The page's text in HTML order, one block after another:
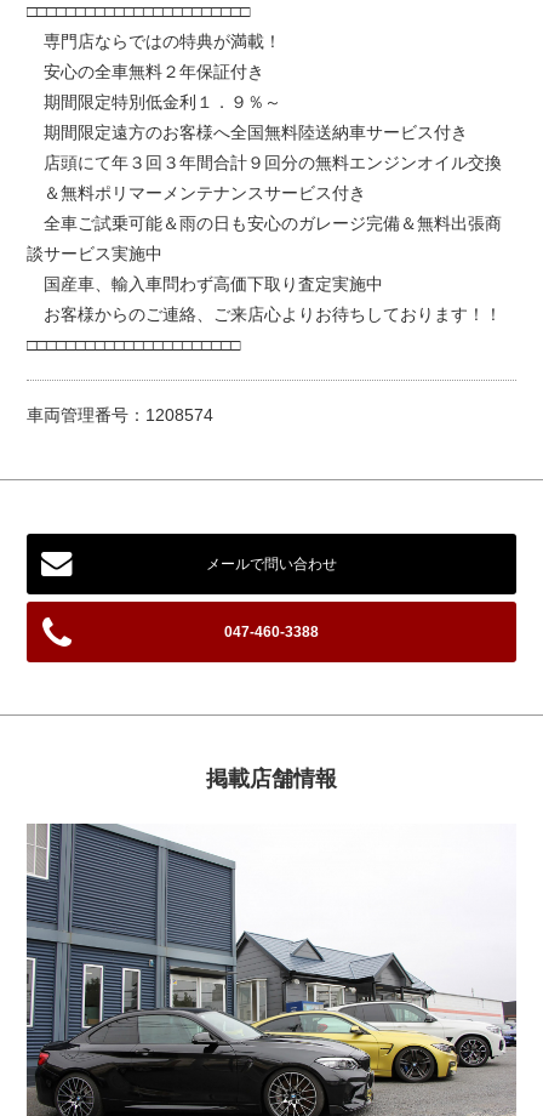
□□□□□□□□□□□□□□□□□□□□□□□
専門店ならではの特典が満載！
安心の全車無料２年保証付き
期間限定特別低金利１．９％～
期間限定遠方のお客様へ全国無料陸送納車サービス付き
店頭にて年３回３年間合計９回分の無料エンジンオイル交換
＆無料ポリマーメンテナンスサービス付き
全車ご試乗可能＆雨の日も安心のガレージ完備＆無料出張商
談サービス実施中
国産車、輸入車問わず高価下取り査定実施中
お客様からのご連絡、ご来店心よりお待ちしております！！
□□□□□□□□□□□□□□□□□□□□□□
車両管理番号：1208574
メールで問い合わせ
047-460-3388
掲載店舗情報